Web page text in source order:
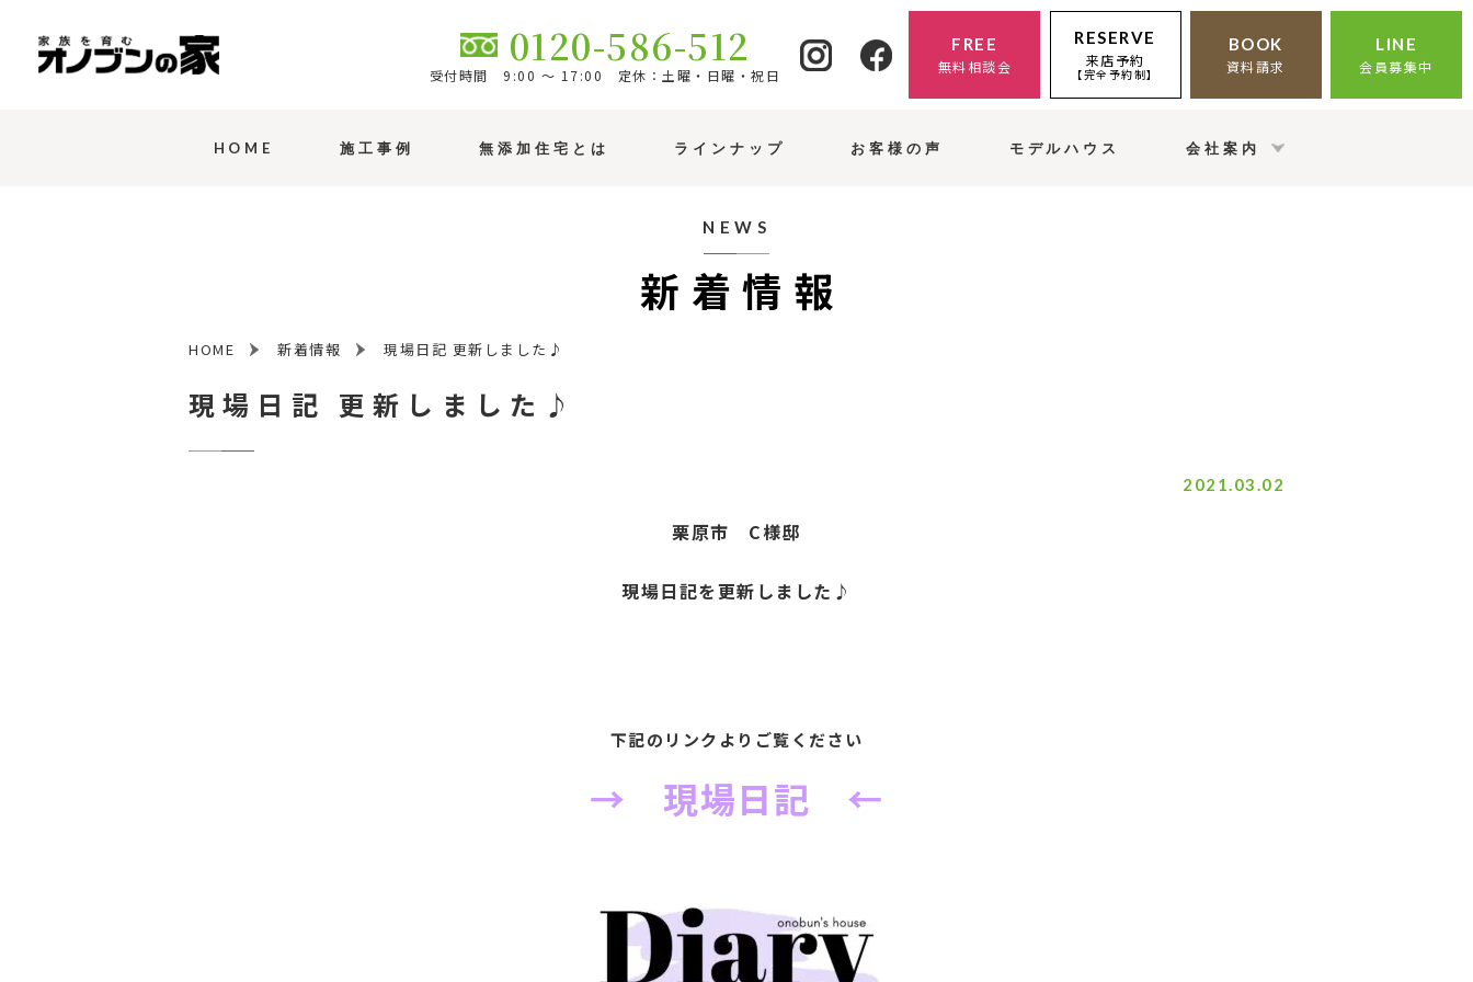
0120-586-512
受付時間 9:00 ～ 17:00 定休：土曜・日曜・祝日
FREE
無料相談会
RESERVE
来店予約
【完全予約制】
BOOK
資料請求
LINE
会員募集中
HOME 施工事例 無添加住宅とは ラインナップ お客様の声 モデルハウス 会社案内
NEWS
新着情報
HOME 新着情報 現場日記 更新しました♪
現場日記 更新しました♪
2021.03.02
栗原市 C様邸
現場日記を更新しました♪
下記のリンクよりご覧ください
→ 現場日記 ←